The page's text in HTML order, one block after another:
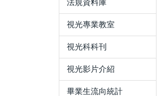
法規資料庫
視光專業教室
視光科科刊
視光影片介紹
畢業生流向統計